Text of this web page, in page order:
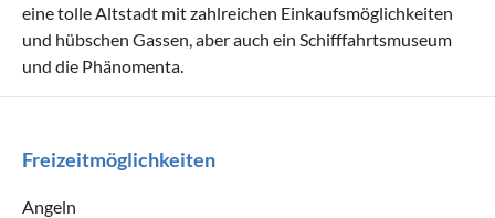
eine tolle Altstadt mit zahlreichen Einkaufsmöglichkeiten
und hübschen Gassen, aber auch ein Schifffahrtsmuseum
und die Phänomenta.
Freizeitmöglichkeiten
Angeln